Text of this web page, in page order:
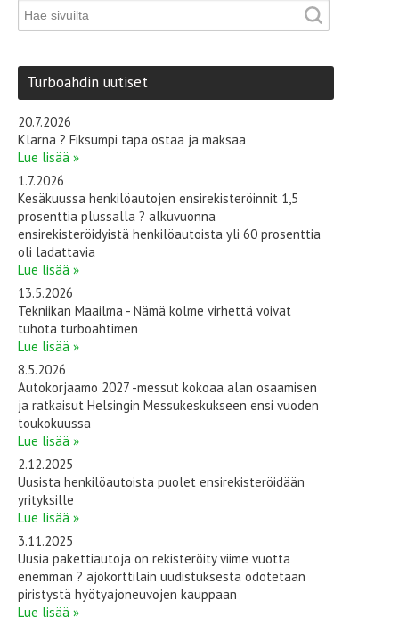
Turboahdin uutiset
20.7.2026
Klarna ? Fiksumpi tapa ostaa ja maksaa
Lue lisää »
1.7.2026
Kesäkuussa henkilöautojen ensirekisteröinnit 1,5
prosenttia plussalla ? alkuvuonna
ensirekisteröidyistä henkilöautoista yli 60 prosenttia
oli ladattavia
Lue lisää »
13.5.2026
Tekniikan Maailma - Nämä kolme virhettä voivat
tuhota turboahtimen
Lue lisää »
8.5.2026
Autokorjaamo 2027 -messut kokoaa alan osaamisen
ja ratkaisut Helsingin Messukeskukseen ensi vuoden
toukokuussa
Lue lisää »
2.12.2025
Uusista henkilöautoista puolet ensirekisteröidään
yrityksille
Lue lisää »
3.11.2025
Uusia pakettiautoja on rekisteröity viime vuotta
enemmän ? ajokorttilain uudistuksesta odotetaan
piristystä hyötyajoneuvojen kauppaan
Lue lisää »